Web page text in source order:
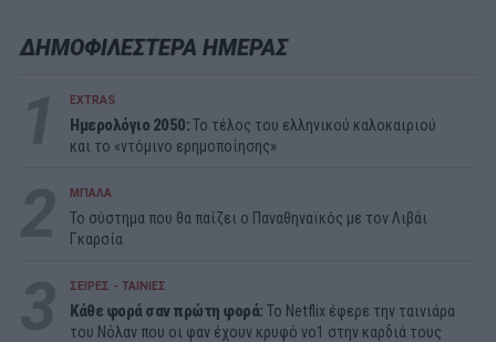
ΔΗΜΟΦΙΛΕΣΤΕΡΑ ΗΜΕΡΑΣ
EXTRAS
Ημερολόγιο 2050:To τέλος του ελληνικού καλοκαιριού
και το «ντόμινο ερημοποίησης»
ΜΠΑΛΑ
Το σύστημα που θα παίζει ο Παναθηναϊκός με τον Λιβάι
Γκαρσία
ΣΕΙΡΕΣ - ΤΑΙΝΙΕΣ
Κάθε φορά σαν πρώτη φορά: Το Netflix έφερε την ταινιάρα
του Νόλαν που οι φαν έχουν κρυφό νο1 στην καρδιά τους